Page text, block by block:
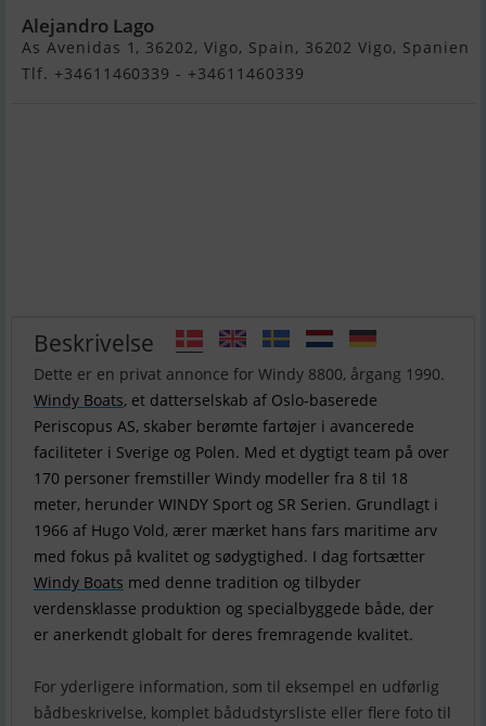
Alejandro Lago
As Avenidas 1, 36202, Vigo, Spain, 36202 Vigo, Spanien
Tlf. +34611460339 - +34611460339
Beskrivelse
Windy Boats, et datterselskab af Oslo-baserede
Periscopus AS, skaber berømte fartøjer i avancerede
faciliteter i Sverige og Polen. Med et dygtigt team på over
170 personer fremstiller Windy modeller fra 8 til 18
meter, herunder WINDY Sport og SR Serien. Grundlagt i
1966 af Hugo Vold, ærer mærket hans fars maritime arv
med fokus på kvalitet og sødygtighed. I dag fortsætter
Windy Boats med denne tradition og tilbyder
verdensklasse produktion og specialbyggede både, der
er anerkendt globalt for deres fremragende kvalitet.
For yderligere information, som til eksempel en udførlig
bådbeskrivelse, komplet bådudstyrsliste eller flere foto til